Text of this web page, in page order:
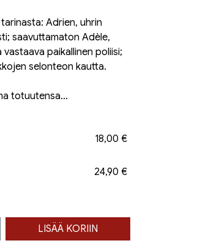
Adrien, uhrin
saavuttamaton Adèle,
paikallinen poliisi;
selonteon kautta.
totuutensa...
18,00 €
24,90 €
LISÄÄ KORIIN